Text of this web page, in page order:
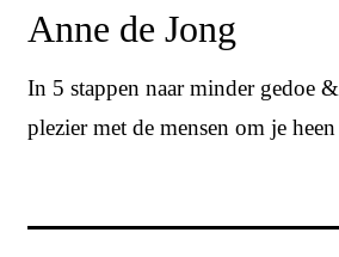
Anne de Jong
In 5 stappen naar minder gedoe
plezier met de mensen om je heen